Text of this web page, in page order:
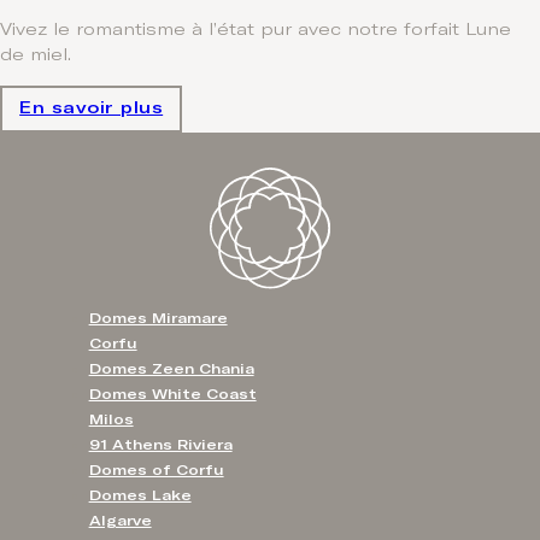
Vivez le romantisme à l’état pur avec notre forfait Lune
de miel.
En savoir plus
Domes Miramare
Corfu
Domes Zeen Chania
Domes White Coast
Milos
91 Athens Riviera
Domes of Corfu
Domes Lake
Algarve